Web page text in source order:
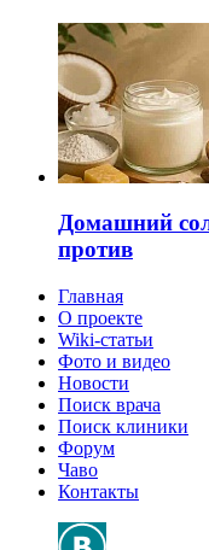
Домашний
против
Главная
О проекте
Wiki-статьи
Фото и видео
Новости
Поиск врача
Поиск клиники
Форум
Чаво
Контакты